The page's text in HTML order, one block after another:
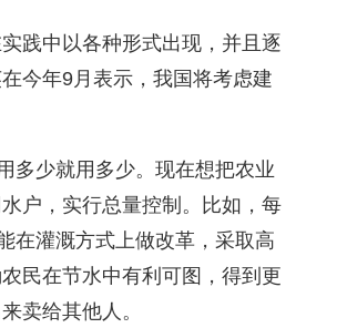
践中以各种形式出现，并且逐
今年9月表示，我国将考虑建
多少就用多少。现在想把农业
户，实行总量控制。比如，每
在灌溉方式上做改革，采取高
民在节水中有利可图，得到更
卖给其他人。